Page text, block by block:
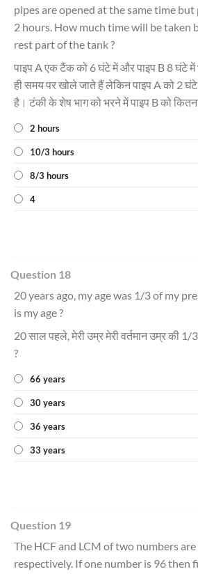
pipes are opened at the same time
2 hours. How much time will be taken
rest part of the tank ?
पाइप A एक टैंक को 6 घंटे में और पाइप B 8 घंटे में
ही समय पर खोले जाते हैं लेकिन पाइप A को 2 घंटे
है। टंकी के शेष भाग को भरने में पाइप B को
2 hours
10/3 hours
8/3 hours
4
Question 18
20 years ago, my age was 1/3 of my
is my age ?
20 साल पहले, मेरी उम्र मेरी वर्तमान उम्र की 1/
?
66 years
30 years
36 years
33 years
Question 19
The HCF and LCM of two numbers
respectively. If one number is 96 then